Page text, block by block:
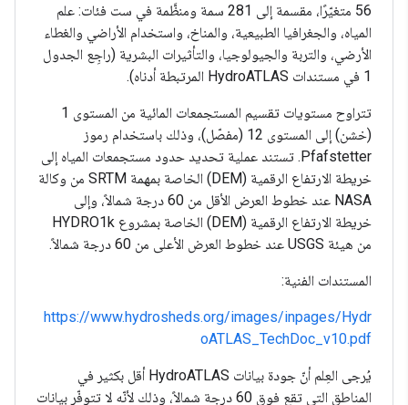
56 متغيّرًا، مقسمة إلى 281 سمة ومنظَّمة في ست فئات: علم
المياه، والجغرافيا الطبيعية، والمناخ، واستخدام الأراضي والغطاء
الأرضي، والتربة والجيولوجيا، والتأثيرات البشرية (راجِع الجدول
1 في مستندات HydroATLAS المرتبطة أدناه).
تتراوح مستويات تقسيم المستجمعات المائية من المستوى 1
(خشن) إلى المستوى 12 (مفصّل)، وذلك باستخدام رموز
Pfafstetter. تستند عملية تحديد حدود مستجمعات المياه إلى
خريطة الارتفاع الرقمية (DEM) الخاصة بمهمة SRTM من وكالة
NASA عند خطوط العرض الأقل من 60 درجة شمالاً، وإلى
خريطة الارتفاع الرقمية (DEM) الخاصة بمشروع HYDRO1k
من هيئة USGS عند خطوط العرض الأعلى من 60 درجة شمالاً.
المستندات الفنية:
https://www.hydrosheds.org/images/inpages/Hydr
oATLAS_TechDoc_v10.pdf
يُرجى العِلم أنّ جودة بيانات HydroATLAS أقل بكثير في
المناطق التي تقع فوق 60 درجة شمالاً، وذلك لأنّه لا تتوفّر بيانات